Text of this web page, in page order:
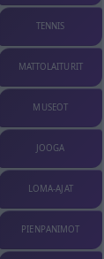
TENNIS
MATTOLAITURIT
MUSEOT
JOOGA
LOMA-AJAT
PIENPANIMOT